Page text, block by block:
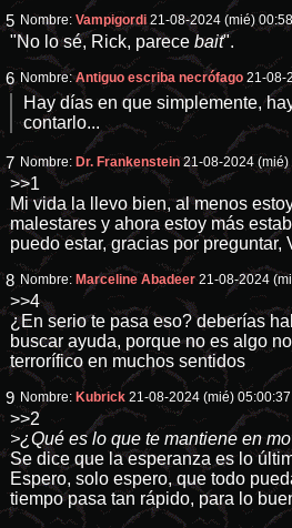
5 Nombre:Vampigordi 21-08-2024 (mié)
"No lo sé, Rick, parece bait".
6 Nombre:Antiguo escriba necrófago 21-08-
Hay días en que simplemente,
contarlo...
7 Nombre: Dr. Frankenstein 21-08-2024 (mié)
>>1
Mi vida la llevo bien, al menos
malestares y ahora estoy más
puedo estar, gracias por preguntar,
8 Nombre: Marceline Abadeer 21-08-2024
>>4
¿En serio te pasa eso? deberías
buscar ayuda, porque no es algo
terrorífico en muchos sentidos
9 Nombre: Kubrick 21-08-2024 (mié) 05:00:37
>>2
>¿Qué es lo que te mantiene en
Se dice que la esperanza es lo
Espero, solo espero, que todo
tiempo pasa tan rápido, para lo